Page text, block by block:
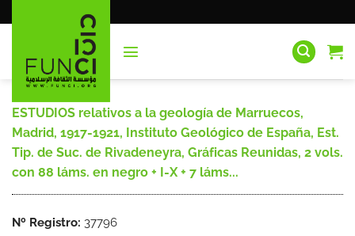
al
ESTUDIOS relativos a la geología de Marruecos,
Madrid, 1917-1921, Instituto Geológico de España, Est.
Tip. de Suc. de Rivadeneyra, Gráficas Reunidas, 2 vols.
con 88 láms. en negro + I-X + 7 láms...
Nº Registro: 37796